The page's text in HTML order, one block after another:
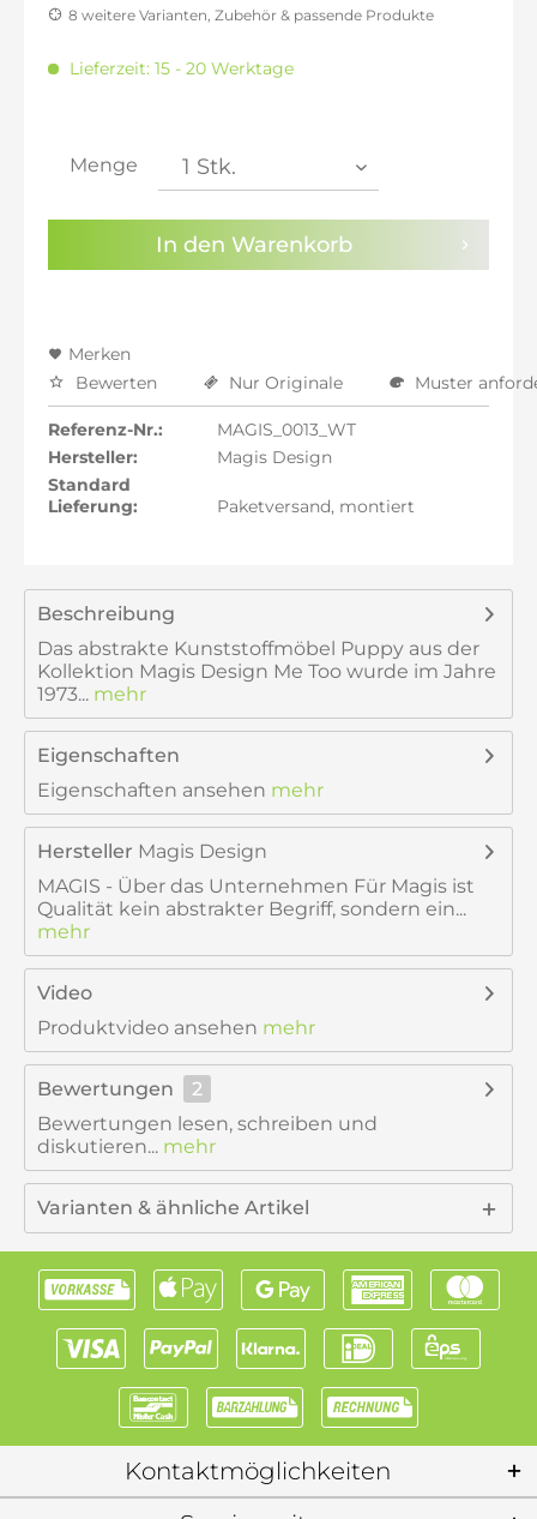
Sie haben dieDatenschutzbestimmungenzur
Kenntnis genommen.
inkl. 16% MwSt.: 311,93 €
inkl. 21% MwSt.: 325,38 €
inkl. 22% MwSt.: 328,07 €
8 weitere Varianten, Zubehör & passende Produkte
Lieferzeit: 15 - 20 Werktage
Menge
In den Warenkorb
Merken
Bewerten
Nur Originale Muster
Referenz-Nr.:
MAGIS_0013_WT
Hersteller:
Magis Design
Standard
Lieferung:
Paketversand, montiert
Beschreibung
Das abstrakte Kunststoffmöbel Puppy aus der
Kollektion Magis Design Me Too wurde im Jahre
1973... mehr
Eigenschaften
Eigenschaften ansehen mehr
Hersteller Magis Design
MAGIS - Über das Unternehmen Für Magis ist
Qualität kein abstrakter Begriff, sondern ein...
mehr
Video
Produktvideo ansehen mehr
Bewertungen
2
Bewertungen lesen, schreiben und
diskutieren... mehr
Varianten & ähnliche Artikel
Kontaktmöglichkeiten